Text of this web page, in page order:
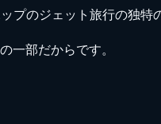
プのジェット旅行の独特
一部だからです。